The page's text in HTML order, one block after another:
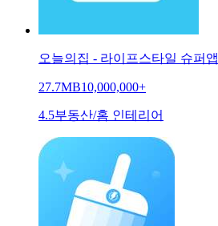
오늘의집 - 라이프스타일 슈퍼앱
27.7MB10,000,000+
4.5부동산/홈 인테리어